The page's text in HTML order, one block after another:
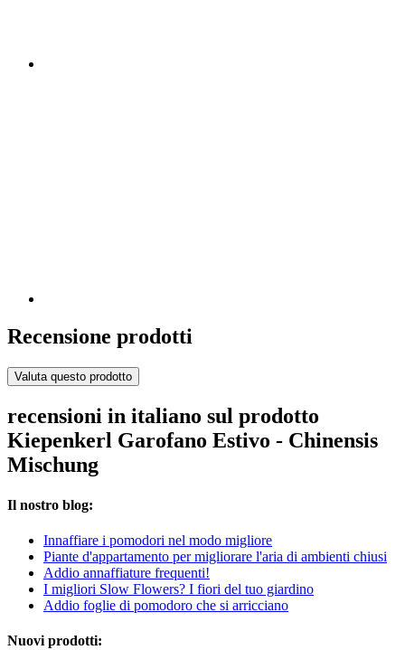
Recensione prodotti
Valuta questo prodotto
recensioni in italiano sul prodotto
Kiepenkerl Garofano Estivo - Chinensis
Mischung
Il nostro blog:
Innaffiare i pomodori nel modo migliore
Piante d'appartamento per migliorare l'aria di ambienti chiusi
Addio annaffiature frequenti!
I migliori Slow Flowers? I fiori del tuo giardino
Addio foglie di pomodoro che si arricciano
Nuovi prodotti: